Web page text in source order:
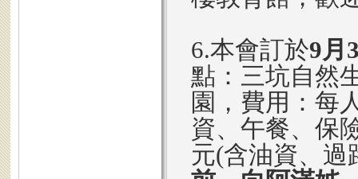
6.本會訂於9月
點：三坑自然
園，費用：每
資、午餐、保
元(含油資、過